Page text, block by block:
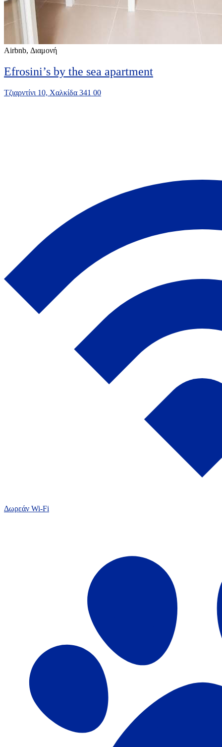
Airbnb, Διαμονή
Efrosini’s by the sea apartment
Τζιαρντίνι 10, Χαλκίδα 341 00
Δωρεάν Wi-Fi